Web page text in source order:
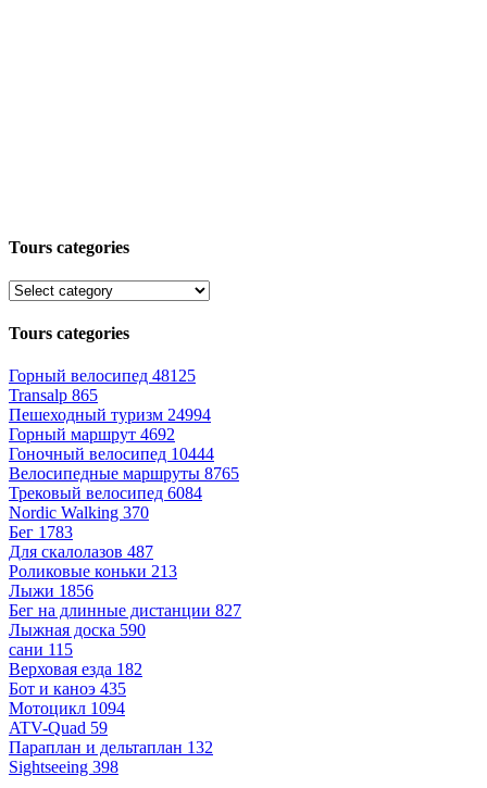
Tours categories
Tours categories
Горный велосипед 48125
Transalp 865
Пешеходный туризм 24994
Горный маршрут 4692
Гоночный велосипед 10444
Велосипедные маршруты 8765
Трековый велосипед 6084
Nordic Walking 370
Бег 1783
Для скалолазов 487
Роликовые коньки 213
Лыжи 1856
Бег на длинные дистанции 827
Лыжная доска 590
сани 115
Верховая езда 182
Бот и каноэ 435
Мотоцикл 1094
ATV-Quad 59
Параплан и дельтаплан 132
Sightseeing 398